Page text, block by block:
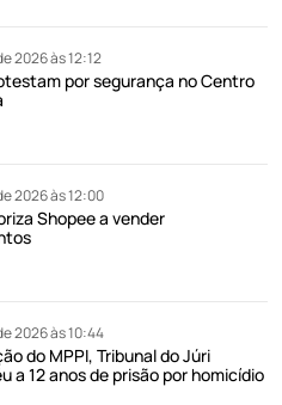
2026 às 12:12
por segurança no Centro
2026 às 12:00
Shopee a vender
2026 às 10:44
do MPPI, Tribunal do Júri
a 12 anos de prisão por homicídio